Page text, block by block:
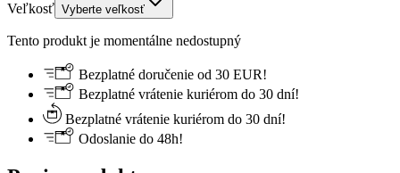
Veľkosť Vyberte veľkosť
Tento produkt je momentálne nedostupný
Bezplatné doručenie od 30 EUR!
Bezplatné vrátenie kuriérom do 30 dní!
Bezplatné vrátenie kuriérom do 30 dní!
Odoslanie do 48h!